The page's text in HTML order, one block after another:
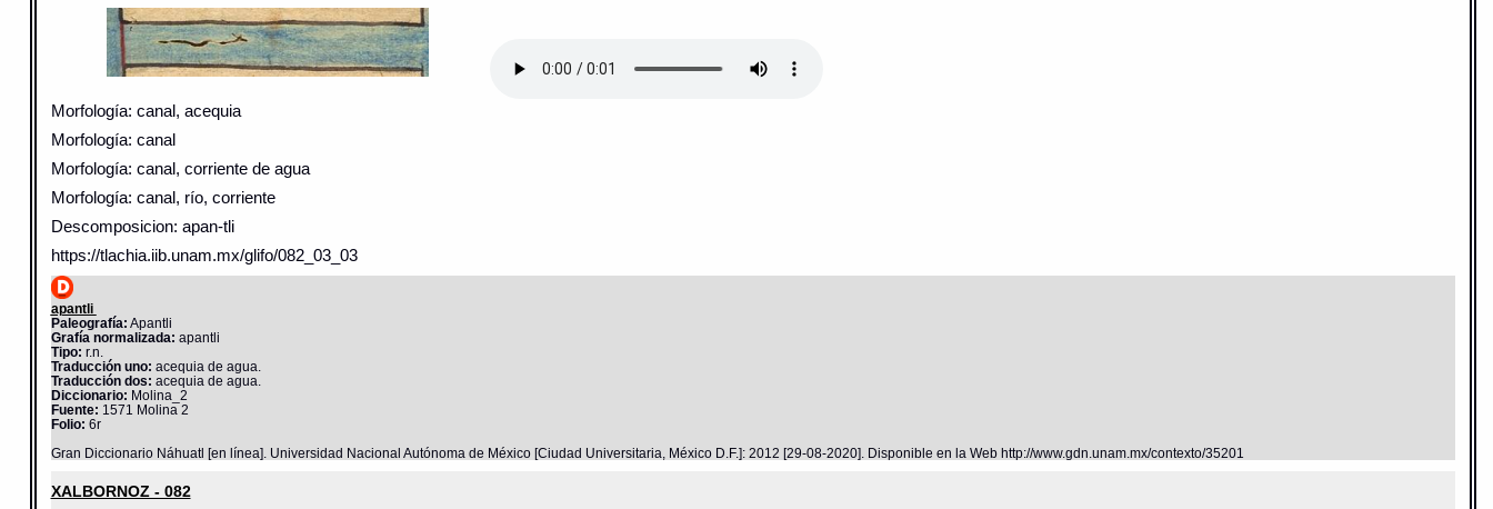
Morfología: canal, acequia
Morfología: canal
Morfología: canal, corriente de agua
Morfología: canal, río, corriente
Descomposicion: apan-tli
https://tlachia.iib.unam.mx/glifo/082_03_03
apantli
Paleografía: Apantli
Grafía normalizada: apantli
Tipo: r.n.
Traducción uno: acequia de agua.
Traducción dos: acequia de agua.
Diccionario: Molina_2
Fuente: 1571 Molina 2
Folio: 6r
Gran Diccionario Náhuatl [en línea]. Universidad Nacional Autónoma de México [Ciudad Universitaria, México D.F.]: 2012 [29-08-2020]. Disponible en la Web http://www.gdn.unam.mx/contexto/35201
XALBORNOZ - 082